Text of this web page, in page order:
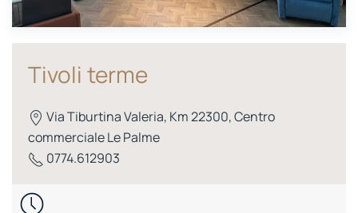
Tivoli terme
Via Tiburtina Valeria, Km 22300, Centro
commerciale Le Palme
0774.612903